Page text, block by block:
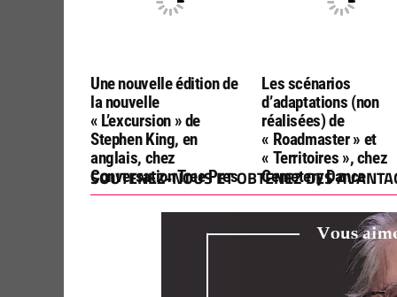
Une nouvelle édition de
la nouvelle
« L’excursion » de
Stephen King, en
anglais, chez
Conversation Tree Pres
Les scénarios
d’adaptations (non
réalisées) de
« Roadmaster » et
« Territoires », chez
Cemetery Dance
SOUTENEZ-NOUS ET OBTENEZ DES